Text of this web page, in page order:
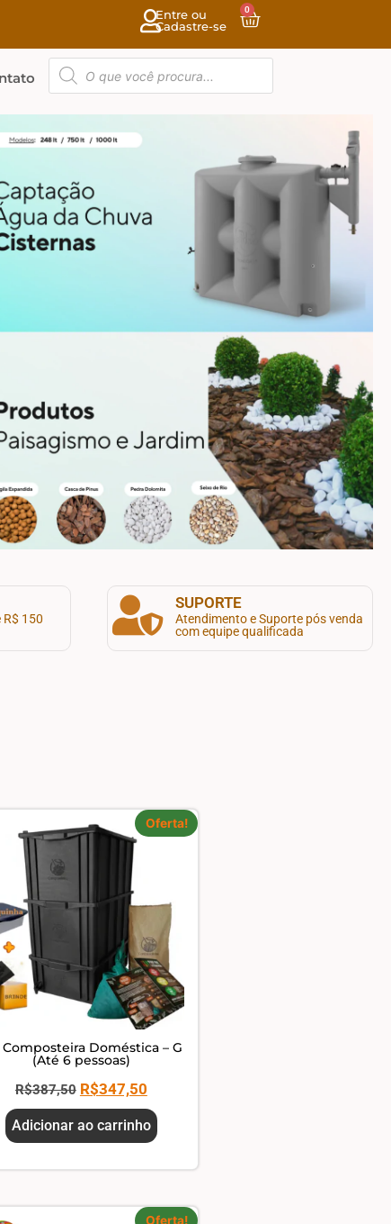
Entre ou
Cadastre-se
0
150
SUPORTE
Atendimento e Suporte pós venda
com equipe qualificada
Oferta!
Composteira Doméstica – G
(Até 6 pessoas)
R$387,50 R$347,50
Adicionar ao carrinho
Oferta!